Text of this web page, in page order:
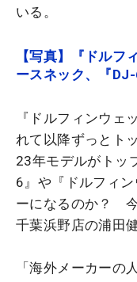
いる。
【写真】『ドルフ
ースネック、『
『ドルフィンウェ
れて以降ずっとト
23年モデルがトッ
6』や『ドルフィ
ーになるのか？
千葉浜野店の浦田
「海外メーカーの